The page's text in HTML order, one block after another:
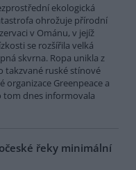
ekologická
ohrožuje přírodní
v Ománu, v jejíž
se rozšířila velká
skvrna. Ropa unikla z
takzvané ruské stínové
organizace Greenpeace a
tom dnes informovala
řeky minimální